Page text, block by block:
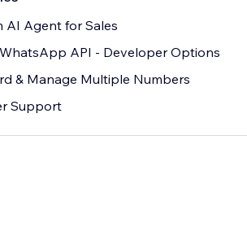
AI Agent for Sales
API - Developer Options
& Manage Multiple Numbers
Support